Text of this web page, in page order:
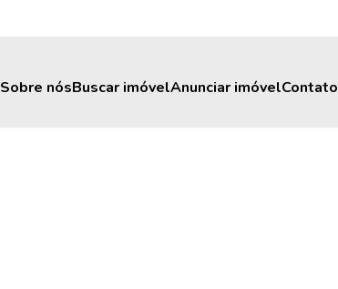
Sobre nósBuscar imóvelAnunciar imóvelContato